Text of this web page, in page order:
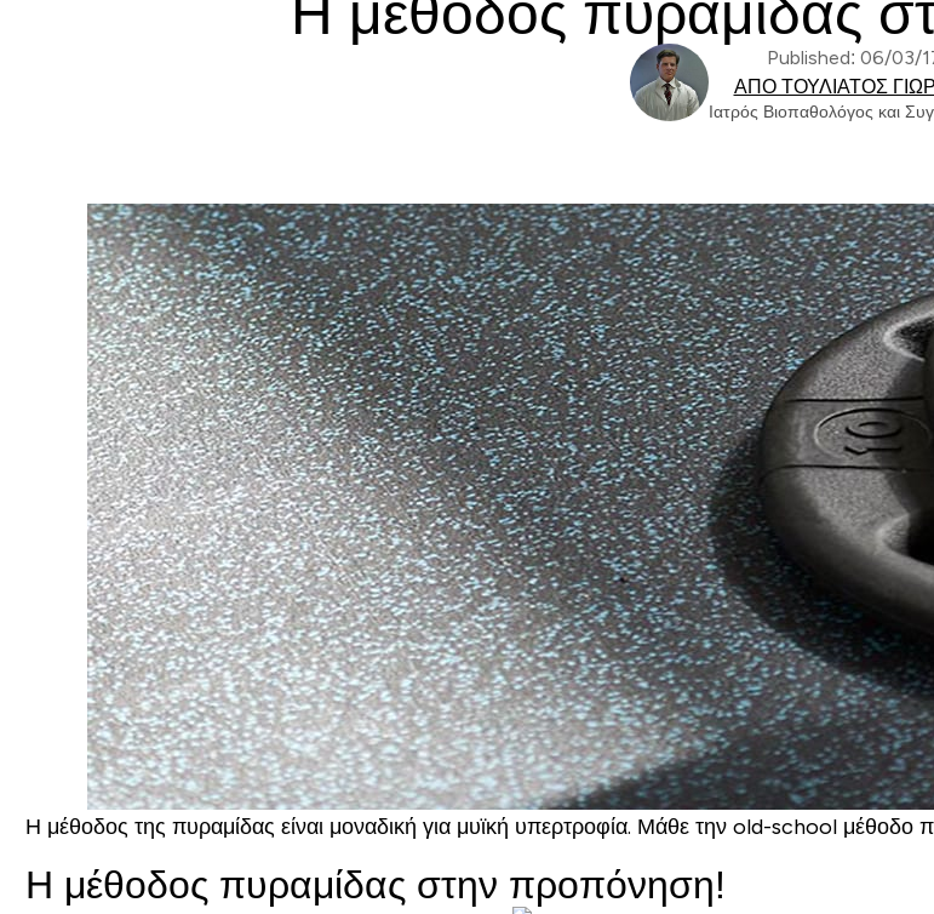
Η μέθοδος πυραμίδας
Published: 06/03/
ΑΠΌ ΤΟΥΛΙΆΤΟΣ
Ιατρός Βιοπαθολόγος και
Η μέθοδος της πυραμίδας είναι μοναδική για μυϊκή υπερτροφία. Μάθε την old-school μέθοδο
Η μέθοδος πυραμίδας στην προπόνηση!